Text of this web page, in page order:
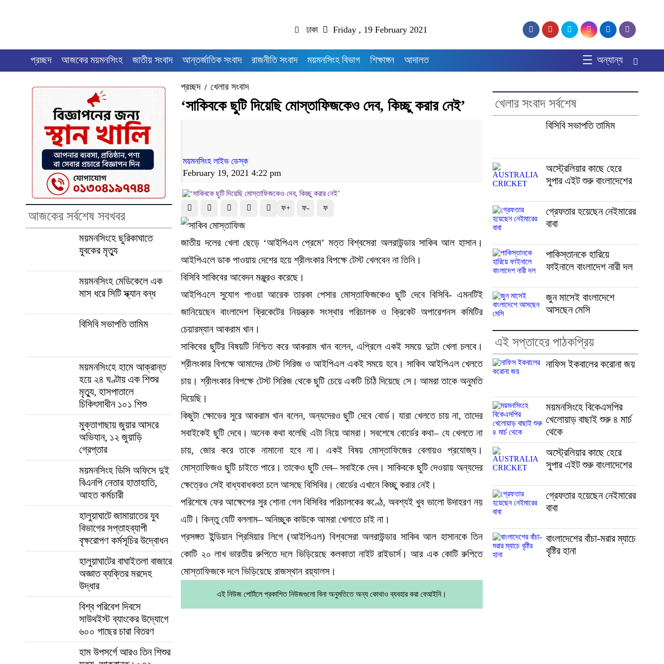
ঢাকা Friday , 19 February 2021
প্রচ্ছদ আজকের ময়মনসিংহ জাতীয় সংবাদ আন্তর্জাতিক সংবাদ রাজনীতি সংবাদ ময়মনসিংহ বিভাগ শিক্ষাঙ্গন আদালত অন্যান্য
আজকের সর্বশেষ সবখবর
ময়মনসিংহে ছুরিকাঘাতে
যুবকের মৃত্যু
ময়মনসিংহ মেডিকেলে এক
মাস ধরে সিটি স্ক্যান বন্ধ
বিসিবি সভাপতি তামিম
ময়মনসিংহে হামে আক্রান্ত
হয়ে ২৪ ঘণ্টায় এক শিশুর
মৃত্যু, হাসপাতালে
চিকিৎসাধীন ১০১ শিশু
মুক্তাগাছায় জুয়ার আসরে
অভিযান, ১২ জুয়াড়ি
গ্রেপ্তার
ময়মনসিংহ ডিসি অফিসে দুই
বিএনপি নেতার হাতাহাতি,
আহত কর্মচারী
হালুয়াঘাটে জামায়াতের যুব
বিভাগের সপ্তাহব্যাপী
বৃক্ষরোপণ কর্মসূচির উদ্বোধন
হালুয়াঘাটের বাঘাইতলা বাজারে
অজ্ঞাত ব্যক্তির মরদেহ
উদ্ধার
বিশ্ব পরিবেশ দিবসে
সাউথইস্ট ব্যাংকের উদ্যোগে
৬০০ গাছের চারা বিতরণ
হাম উপসর্গে আরও তিন শিশুর
প্রচ্ছদ/খেলার সংবাদ
‘সাকিবকে ছুটি দিয়েছি মোস্তাফিজকেও দেব, কিচ্ছু করার নেই’
ময়মনসিংহ লাইভ ডেস্ক
February 19, 2021 4:22 pm
ফ+ ফ- ফ
জাতীয় দলের খেলা ছেড়ে ‘আইপিএল প্রেমে’ মত্ত বিশ্বসেরা অলরাউন্ডার সাকিব আল হাসান।
আইপিএলে ডাক পাওয়ায় দেশের হয়ে শ্রীলংকার বিপক্ষে টেস্ট খেলবেন না তিনি।
বিসিবি সাকিবের আবেদন মঞ্জুরও করেছে।
আইপিএলে সুযোগ পাওয়া আরেক তারকা পেসার মোস্তাফিজকেও ছুটি দেবে বিসিবি- এমনটিই
জানিয়েছেন বাংলাদেশ ক্রিকেটের নিয়ন্ত্রক সংস্থার পরিচালক ও ক্রিকেট অপারেশনস কমিটির
চেয়ারম্যান আকরাম খান।
সাকিবের ছুটির বিষয়টি নিশ্চিত করে আকরাম খান বলেন, এপ্রিলে একই সময়ে দুটো খেলা চলবে।
শ্রীলংকার বিপক্ষে আমাদের টেস্ট সিরিজ ও আইপিএল একই সময়ে হবে। সাকিব আইপিএল খেলতে
চায়। শ্রীলংকার বিপক্ষে টেস্ট সিরিজ থেকে ছুটি চেয়ে একটি চিঠি দিয়েছে সে। আমরা তাকে অনুমতি
দিয়েছি।
কিছুটা ক্ষোভের সুরে আকরাম খান বলেন, অন্যদেরও ছুটি দেবে বোর্ড। যারা খেলতে চায় না, তাদের
সবাইকেই ছুটি দেবে। অনেক কথা বলেছি এটা নিয়ে আমরা। সবশেষে বোর্ডের কথা– যে খেলতে না
চায়, জোর করে তাকে নামানো হবে না। একই বিষয় মোস্তাফিজের বেলায়ও প্রযোজ্য।
মোস্তাফিজও ছুটি চাইতে পারে। তাকেও ছুটি দেব– সবাইকে দেব। সাকিবকে ছুটি দেওয়ায় অন্যদের
ক্ষেত্রেও সেই বাধ্যবাধকতা চলে আসছে বিসিবির। বোর্ডের এখানে কিচ্ছু করার নেই।
পরিশেষে ফের আক্ষেপের সুর শোনা গেল বিসিবির পরিচালকের কণ্ঠে, অবশ্যই খুব ভালো উদাহরণ নয়
এটি। কিন্তু যেটি বললাম– অনিচ্ছুক কাউকে আমরা খেলাতে চাই না।
প্রসঙ্গত ইন্ডিয়ান প্রিমিয়ার লিগে (আইপিএল) বিশ্বসেরা অলরাউন্ডার সাকিব আল হাসানকে তিন
কোটি ২০ লাখ ভারতীয় রুপিতে দলে ভিড়িয়েছে কলকাতা নাইট রাইডার্স। আর এক কোটি রুপিতে
মোস্তাফিজকে দলে ভিড়িয়েছে রাজস্থান রয়্যালস।
এই নিউজ পোর্টালে প্রকাশিত নিউজগুলো বিনা অনুমতিতে অন্য কোথাও ব্যবহার করা বেআইনি।
খেলার সংবাদ সর্বশেষ
বিসিবি সভাপতি তামিম
অস্ট্রেলিয়ার কাছে হেরে
সুপার এইট শুরু বাংলাদেশের
গ্রেফতার হয়েছেন নেইমারের
বাবা
পাকিস্তানকে হারিয়ে
ফাইনালে বাংলাদেশ নারী দল
জুন মাসেই বাংলাদেশে
আসছেন মেসি
এই সপ্তাহের পাঠকপ্রিয়
নাফিস ইকবালের করোনা জয়
ময়মনসিংহে বিকেএসপির
খেলোয়াড় বাছাই শুরু ৪ মার্চ
থেকে
অস্ট্রেলিয়ার কাছে হেরে
সুপার এইট শুরু বাংলাদেশের
গ্রেফতার হয়েছেন নেইমারের
বাবা
বাংলাদেশের বাঁচা-মরার ম্যাচে
বৃষ্টির হানা